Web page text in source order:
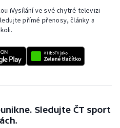
iVysílání ve své chytré televizi
přímé přenosy, články a
Sledujte ČT sport